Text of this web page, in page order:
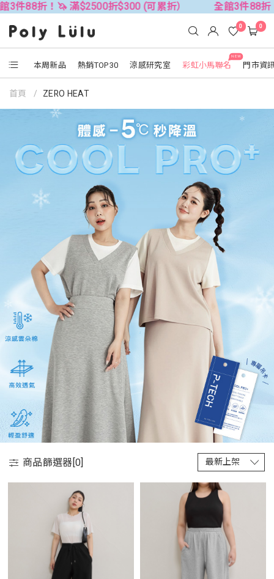
折$300 (可累折） 全館3件88折！🦄 滿$2500折$300
本周新品 熱銷TOP30 涼感研究室
NEW
彩虹小馬聯名 門市資
0 0
首頁 ZERO HEAT
商品篩選器[0]